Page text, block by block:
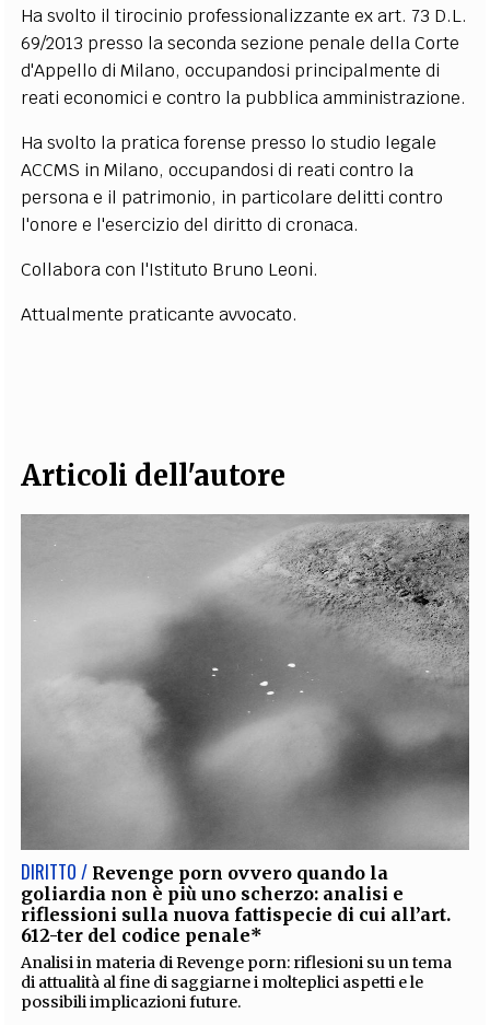
SOCIAL MEDIA
Ha svolto il tirocinio professionalizzante ex art. 73 D.L.
69/2013 presso la seconda sezione penale della Corte
d'Appello di Milano, occupandosi principalmente di
reati economici e contro la pubblica amministrazione.
Ha svolto la pratica forense presso lo studio legale
ACCMS in Milano, occupandosi di reati contro la
persona e il patrimonio, in particolare delitti contro
l'onore e l'esercizio del diritto di cronaca.
Collabora con l'Istituto Bruno Leoni.
Attualmente praticante avvocato.
Articoli dell'autore
DIRITTO / Revenge porn ovvero quando la
goliardia non è più uno scherzo: analisi e
riflessioni sulla nuova fattispecie di cui all’art.
612-ter del codice penale*
Analisi in materia di Revenge porn: riflesioni su un tema
di attualità al fine di saggiarne i molteplici aspetti e le
possibili implicazioni future.